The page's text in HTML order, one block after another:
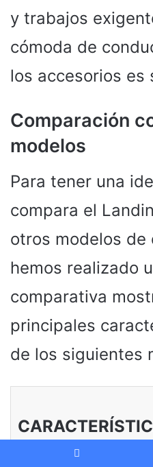
y trabajos
cómoda de
los accesorios es
Comparación
modelos
Para tener una
compara el
otros modelos
hemos realizado
comparativa
principales
de los siguientes
TÉCNICAS